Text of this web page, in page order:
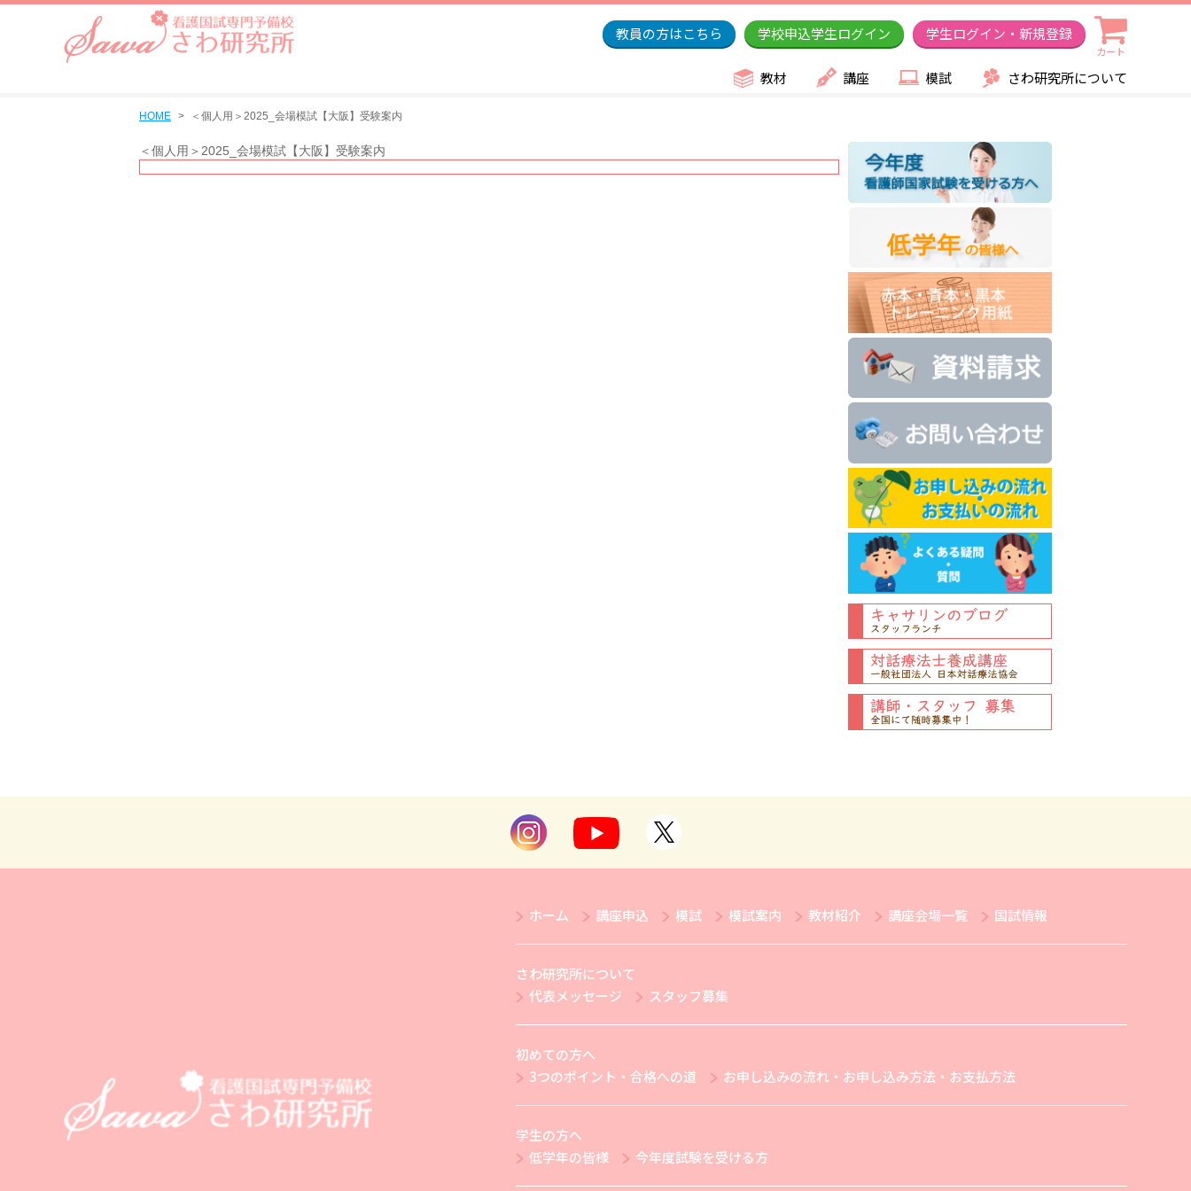
教員の方はこちら 学校申込学生ログイン 学生ログイン・新規登録
カート
教材 講座 模試 さわ研究所について
HOME ＜個人用＞2025_会場模試【大阪】受験案内
＜個人用＞2025_会場模試【大阪】受験案内
ホーム 講座申込 模試 模試案内 教材紹介 講座会場一覧 国試情報
さわ研究所について
代表メッセージ
スタッフ募集
初めての方へ
3つのポイント・合格への道
お申し込みの流れ・お申し込み方法・お支払方法
学生の方へ
低学年の皆様
今年度試験を受ける方